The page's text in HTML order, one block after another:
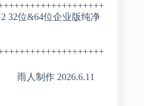
32位&64位企业版纯净